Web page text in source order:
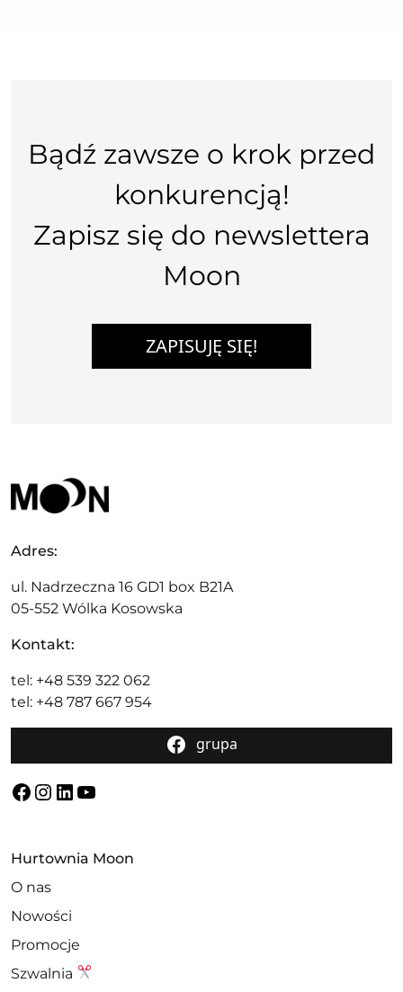
Bądź zawsze o krok przed
konkurencją!
Zapisz się do newslettera
Moon
ZAPISUJĘ SIĘ!
Adres:
ul. Nadrzeczna 16 GD1 box B21A
05-552 Wólka Kosowska
Kontakt:
tel: +48 539 322 062
tel: +48 787 667 954
grupa
Facebook
Instagram
LinkedIn
YouTube
Hurtownia Moon
O nas
Nowości
Promocje
Szwalnia